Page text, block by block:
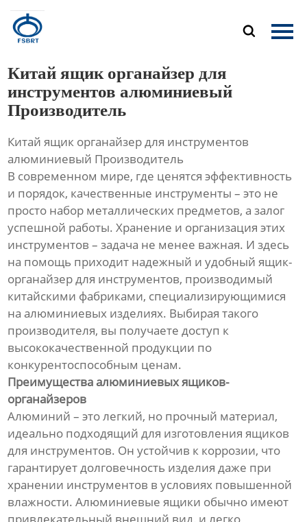

Главная
Новости
Контакты
Китай ящик органайзер для
инструментов алюминиевый
Производитель
Китай ящик органайзер для инструментов
алюминиевый Производитель
В современном мире, где ценятся эффективность
и порядок, качественные инструменты – это не
просто набор металлических предметов, а залог
успешной работы. Хранение и организация этих
инструментов – задача не менее важная. И здесь
на помощь приходит надежный и удобный ящик-
органайзер для инструментов, производимый
китайскими фабриками, специализирующимися
на алюминиевых изделиях. Выбирая такого
производителя, вы получаете доступ к
высококачественной продукции по
конкурентоспособным ценам.
Преимущества алюминиевых ящиков-
органайзеров
Алюминий – это легкий, но прочный материал,
идеально подходящий для изготовления ящиков
для инструментов. Он устойчив к коррозии, что
гарантирует долговечность изделия даже при
хранении инструментов в условиях повышенной
влажности. Алюминиевые ящики обычно имеют